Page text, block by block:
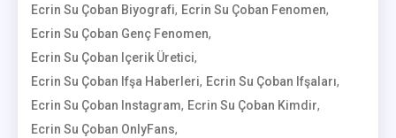
User
Ecrin Su Çoban Biyografi, Ecrin Su Çoban Fenomen,
Ecrin Su Çoban Genç Fenomen,
Ecrin Su Çoban Içerik Üretici,
Ecrin Su Çoban Ifşa Haberleri, Ecrin Su Çoban Ifşaları,
Ecrin Su Çoban Instagram, Ecrin Su Çoban Kimdir,
Ecrin Su Çoban OnlyFans,